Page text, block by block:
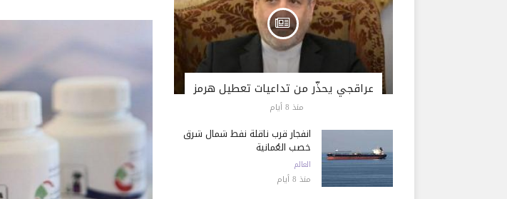
عراقجي يحذّر من تداعيات تعطيل هرمز
منذ 8 أيام
انفجار قرب ناقلة نفط شمال شرق
خصب العُمانية
العالم
منذ 8 أيام